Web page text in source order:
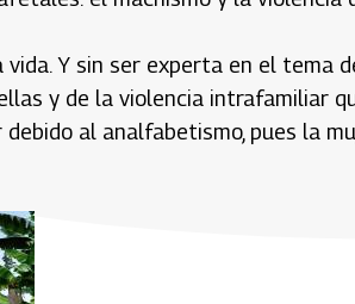
Y sin ser experta en el tema
y de la violencia intrafamiliar
al analfabetismo, pues la